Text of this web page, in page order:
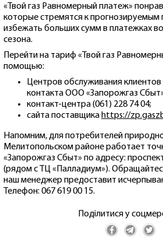
«Твой газ Равномерный платеж»
которые стремятся к прогнозируемым
избежать больших сумм в платежках
сезона.
Перейти на тариф «Твой газ
помощью:
Центров обслуживания клиентов
контакта ООО «Запорожгаз
контакт-центра (061) 228 74 04;
сайта поставщика https://
Напомним, для потребителей
Мелитопольском районе работает
«Запорожгаз Сбыт» по адресу:
(рядом с ТЦ «Палладиум»).
наш менеджер предоставит
Телефон: 067 619 00 15.
Поділитися у